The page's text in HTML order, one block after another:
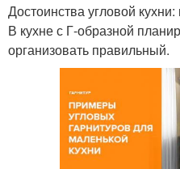
Достоинства угловой
В кухне с Г-образной
организовать правильный.